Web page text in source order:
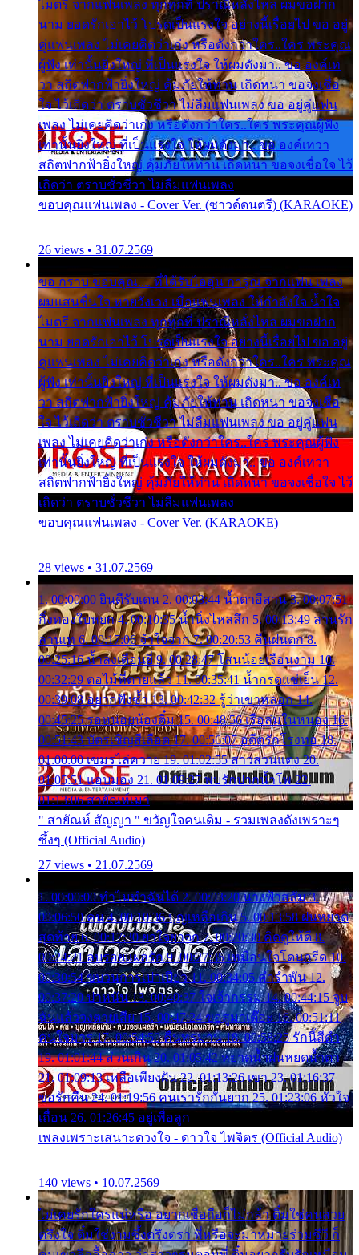
ไมตรี จากแฟนเพลง ทุกทุกที่ ปราณีหลั่งไหล ผมขอฝาก
นาม ยอดรักเอาไว้ โปรดเป็นแรงใจ อย่างนี้เรื่อยไป ขอ อยู่
คู่แฟนเพลง ไม่เคยคิดว่าเก่ง หรือดังกว่าใคร..ใคร พระคุณ
ผู้ฟัง เท่านั้นยิ่งใหญ่ ที่เป็นแรงใจ ให้ผมดังมา.. ขอ องค์เท
วา สถิตฟากฟ้ายิ่งใหญ่ คุ้มภัยให้ท่าน เถิดหนา ขอจงเชื่อ
ใจ ไว้เถิดว่า ตราบชั่วชีวา ไม่ลืมแฟนเพลง ขอ อยู่คู่แฟน
เพลง ไม่เคยคิดว่าเก่ง หรือดังกว่าใคร..ใคร พระคุณผู้ฟัง
เท่านั้นยิ่งใหญ่ ที่เป็นแรงใจ ให้ผมดังมา.. ขอ องค์เทวา
สถิตฟากฟ้ายิ่งใหญ่ คุ้มภัยให้ท่าน เถิดหนา ขอจงเชื่อใจ ไว้
เถิดว่า ตราบชั่วชีวา ไม่ลืมแฟนเพลง
ขอบคุณแฟนเพลง - Cover Ver. (ซาวด์ดนตรี) (KARAOKE)
26 views • 31.07.2569
ขอ กราบ ขอบคุณ.... ที่ได้รับไออุ่น การุณ จากแฟน เพลง
ผมแสนชื่นใจ หายวังเวง เมื่อแฟนเพลง ให้กำลังใจ น้ำใจ
ไมตรี จากแฟนเพลง ทุกทุกที่ ปราณีหลั่งไหล ผมขอฝาก
นาม ยอดรักเอาไว้ โปรดเป็นแรงใจ อย่างนี้เรื่อยไป ขอ อยู่
คู่แฟนเพลง ไม่เคยคิดว่าเก่ง หรือดังกว่าใคร..ใคร พระคุณ
ผู้ฟัง เท่านั้นยิ่งใหญ่ ที่เป็นแรงใจ ให้ผมดังมา.. ขอ องค์เท
วา สถิตฟากฟ้ายิ่งใหญ่ คุ้มภัยให้ท่าน เถิดหนา ขอจงเชื่อ
ใจ ไว้เถิดว่า ตราบชั่วชีวา ไม่ลืมแฟนเพลง ขอ อยู่คู่แฟน
เพลง ไม่เคยคิดว่าเก่ง หรือดังกว่าใคร..ใคร พระคุณผู้ฟัง
เท่านั้นยิ่งใหญ่ ที่เป็นแรงใจ ให้ผมดังมา.. ขอ องค์เทวา
สถิตฟากฟ้ายิ่งใหญ่ คุ้มภัยให้ท่าน เถิดหนา ขอจงเชื่อใจ ไว้
เถิดว่า ตราบชั่วชีวา ไม่ลืมแฟนเพลง
ขอบคุณแฟนเพลง - Cover Ver. (KARAOKE)
28 views • 31.07.2569
1. 00:00:00 ยินดีรับเดน 2. 00:03:44 น้ำตาอีสาน 3. 00:07:51
กิ่งทองใบหยก 4. 00:10:35 น้ำนิ่งไหลลึก 5. 00:13:49 ลานรัก
ลานเท 6. 00:17:06 จำใจจาก 7. 00:20:53 คืนฝนตก 8.
00:25:16 น้ำลงเดือนยี่ 9. 00:28:47 โสนน้อยเรือนงาม 10.
00:32:29 ตอไม้ที่ตายแล้ว 11. 00:35:41 น้ำกรดแช่เย็น 12.
00:39:08 อยากฟังซ้ำ 13. 00:42:32 รู้ว่าเขาหลอก 14.
00:45:25 รอหน่อยน้องติ๋ม 15. 00:48:56 เรือล่มในหนอง 16.
00:51:43 บัตรเชิญสีเลือด 17. 00:56:07 อดีตรักโรงทอ 18.
01:00:00 เขมรไล่ควาย 19. 01:02:55 สาวสวนแตง 20.
01:05:51 แอบมอง 21. 01:09:27 พบรักปากน้ำโพ 22.
01:13:06 สายัณห์เมา
" สายัณห์ สัญญา " ขวัญใจคนเดิม - รวมเพลงดังเพราะๆ
ซึ้งๆ (Official Audio)
27 views • 21.07.2569
1. 00:00:00 ทำไมทำฉันได้ 2. 00:03:20 นางฟ้าสลัม 3.
00:06:50 คน 4. 00:10:36 บุญเหลือเกิน 5. 00:13:58 ฝนหยาด
สุดท้าย 6. 00:17:30 ยาใจยาจก 7. 00:20:30 คิดดูให้ดี 8.
00:24:21 ลบรอยแผลรัก 9. 00:27:35 เหมือนใจโดนกรีด 10.
00:30:54 ขบวนการเปาเปียว 11. 00:34:05 คำรำพัน 12.
00:37:20 ปาหนัน 13. 00:40:37 ใจเจ้ากรรม 14. 00:44:15 จูบ
ฉันแล้วจงตายเสีย 15. 00:47:24 ขอสูมาเต๊อะ 16. 00:51:11
คนใจมาร 17. 00:54:50 คืนทรมาน 18. 00:58:25 รักนี้สีดำ
19. 01:01:44 ส่วนเกิน 20. 01:05:42 หยาดน้ำฝนหยดน้ำตา
21. 01:09:13 เหลือเพียงฝัน 22. 01:13:26 เขา 23. 01:16:37
ขอรักคืน 24. 01:19:56 คนเรารักกันยาก 25. 01:23:06 หัวใจ
เถื่อน 26. 01:26:45 อยู่เพื่อลูก
เพลงเพราะเสนาะดวงใจ - ดาวใจ ไพจิตร (Official Audio)
140 views • 10.07.2569
ไม่เคยรักใครแน่หรือ อยากเชื่อถือก็ไม่กล้า ติ๋มใช่คนสวย
ตรึงใจ ติ๋มใช่งามซึ้งตรึงตรา พี่หรือจะมาหมายร่วมชีวี ก็